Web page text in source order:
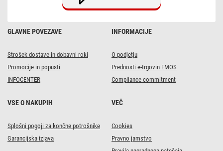
GLAVNE POVEZAVE
Strošek dostave in dobavni roki
Promocije in popusti
INFOCENTER
INFORMACIJE
O podjetju
Prednosti e-trgovin EMOS
Compliance commitment
VSE O NAKUPIH
Splošni pogoji za končne potrošnike
Garancijska izjava
VEČ
Cookies
Pravno jamstvo